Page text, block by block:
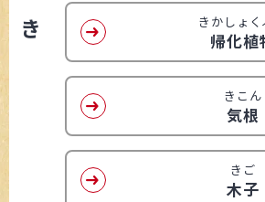
き きかしょく
帰化植
きこん
気根
きご
木子